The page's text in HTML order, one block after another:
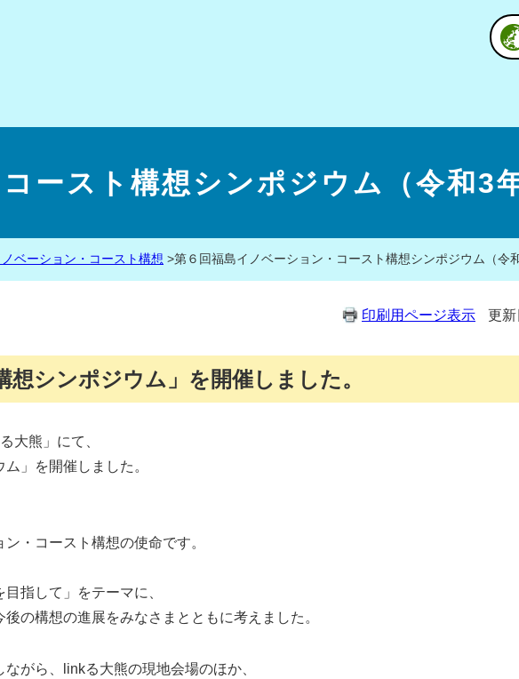
ースト構想シンポジウム（令和3
ベーション・コースト構想 >第６回福島イノベーション・コースト構想シンポジウム（令
印刷用ページ表示 更
想シンポジウム」を開催しました。
大熊」にて、
」を開催しました。
・コースト構想の使命です。
指して」をテーマに、
の構想の進展をみなさまとともに考えました。
がら、linkる大熊の現地会場のほか、